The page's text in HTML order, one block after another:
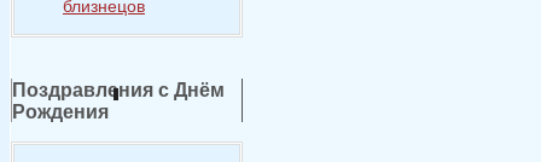
близнецов
Поздравления с Днём
Рождения